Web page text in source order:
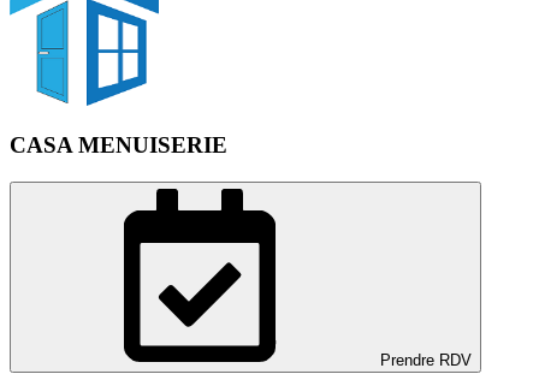
CASA MENUISERIE
Prendre RDV